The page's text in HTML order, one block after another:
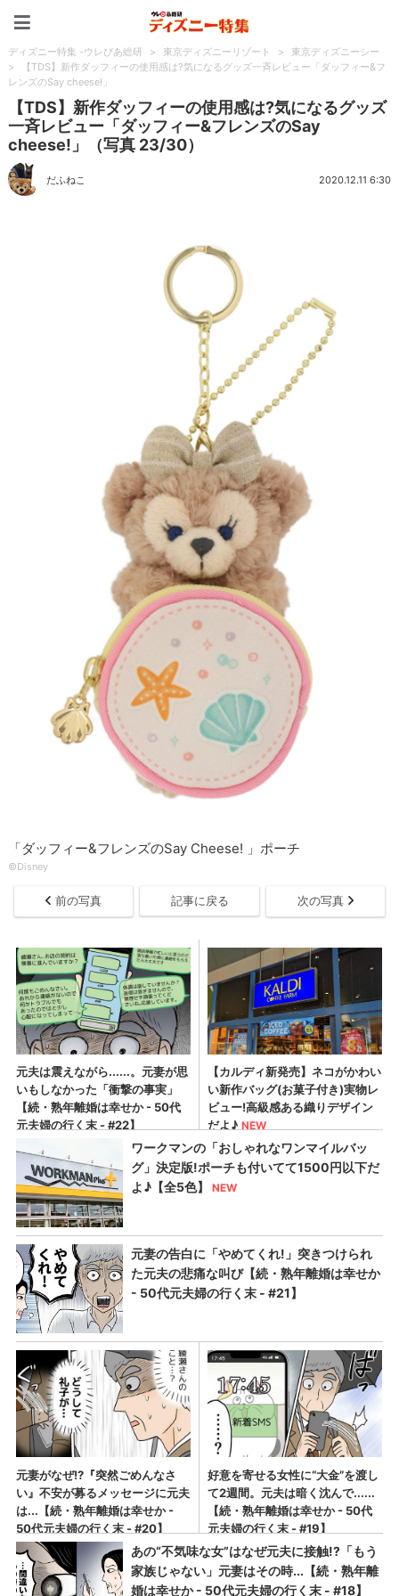
ディズニー特集 -ウレぴあ総研 > 東京ディズニーリゾート >
東京ディズニーシー
>
【TDS】新作ダッフィーの使用感は?気になるグッズ一斉レビュー「ダッフィー&フ
レンズのSay cheese!」
【TDS】新作ダッフィーの使用感は?気になるグッズ
一斉レビュー「ダッフィー&フレンズのSay
cheese!」（写真 23/30）
だふねこ 2020.12.11 6:30
「ダッフィー&フレンズのSay Cheese! 」ポーチ
©Disney
前の写真 記事に戻る 次の写真